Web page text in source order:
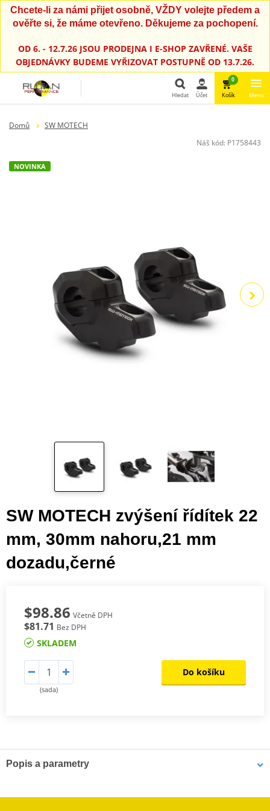
Chcete-li za námi přijet osobně, VŽDY volejte předem a
ověřte si, že máme otevřeno. Děkujeme za pochopení.
OD 6. - 12.7.26 JSOU PRODEJNA I E-SHOP ZAVŘENÉ. VAŠE
OBJEDNÁVKY BUDEME VYŘIZOVAT POSTUPNĚ OD 13.7.26.
Hledat Účet
0
Košík Menu
Domů
SW MOTECH
Náš kód: P1758443
NOVINKA
SW MOTECH zvýšení řídítek 22
mm, 30mm nahoru,21 mm
dozadu,černé
$98.86 Včetně DPH
$81.71 Bez DPH
SKLADEM
(sada)
Do košíku
Popis a parametry